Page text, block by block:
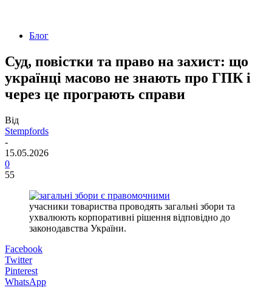
Блог
Суд, повістки та право на захист: що
українці масово не знають про ГПК і
через це програють справи
Від
Stempfords
-
15.05.2026
0
55
учасники товариства проводять загальні збори та
ухвалюють корпоративні рішення відповідно до
законодавства України.
Facebook
Twitter
Pinterest
WhatsApp